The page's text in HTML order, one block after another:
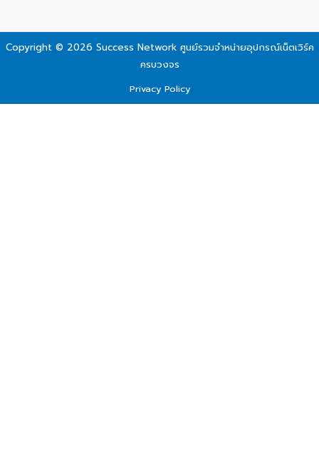
Copyright © 2026 Success Network ศูนย์รวมจำหน่ายอุปกรณ์เน็ตเวิร์ค
ครบวงจร
Privacy Policy